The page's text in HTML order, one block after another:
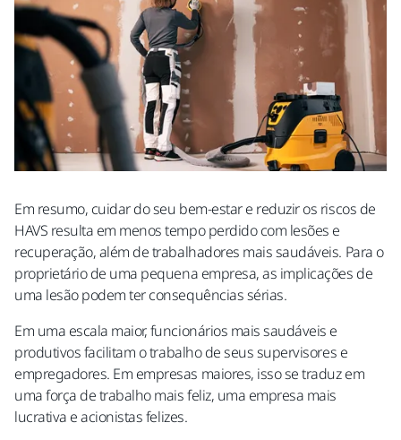
Em resumo, cuidar do seu bem-estar e reduzir os riscos de
HAVS resulta em menos tempo perdido com lesões e
recuperação, além de trabalhadores mais saudáveis. Para o
proprietário de uma pequena empresa, as implicações de
uma lesão podem ter consequências sérias.
Em uma escala maior, funcionários mais saudáveis e
produtivos facilitam o trabalho de seus supervisores e
empregadores. Em empresas maiores, isso se traduz em
uma força de trabalho mais feliz, uma empresa mais
lucrativa e acionistas felizes.